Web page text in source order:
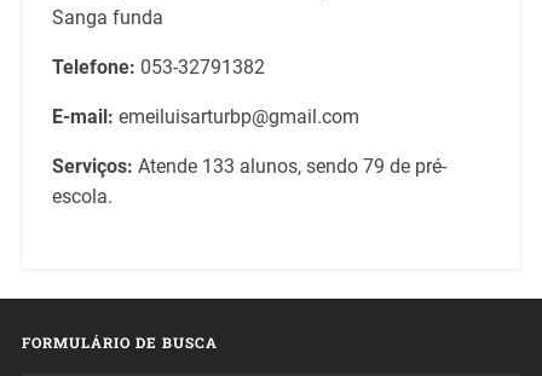
Sanga funda
Telefone: 053-32791382
E-mail: emeiluisarturbp@gmail.com
Serviços: Atende 133 alunos, sendo 79 de pré-
escola.
FORMULÁRIO DE BUSCA